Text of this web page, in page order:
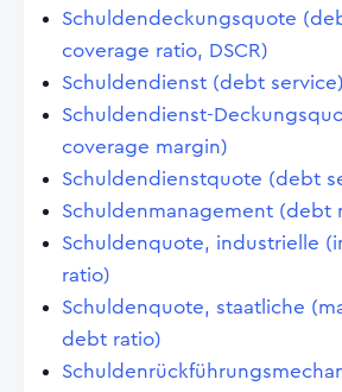
Schuldendeckungsquote
coverage ratio, DSCR)
Schuldendienst (debt service)
Schuldendienst-
coverage margin)
Schuldendienstquote (debt
Schuldenmanagement (debt
Schuldenquote, industrielle
ratio)
Schuldenquote, staatliche
debt ratio)